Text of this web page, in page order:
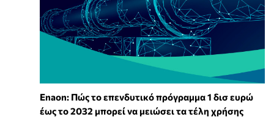
Enaon: Πώς το επενδυτικό πρόγραμμα 1 δισ ευρώ
έως το 2032 μπορεί να μειώσει τα τέλη χρήσης